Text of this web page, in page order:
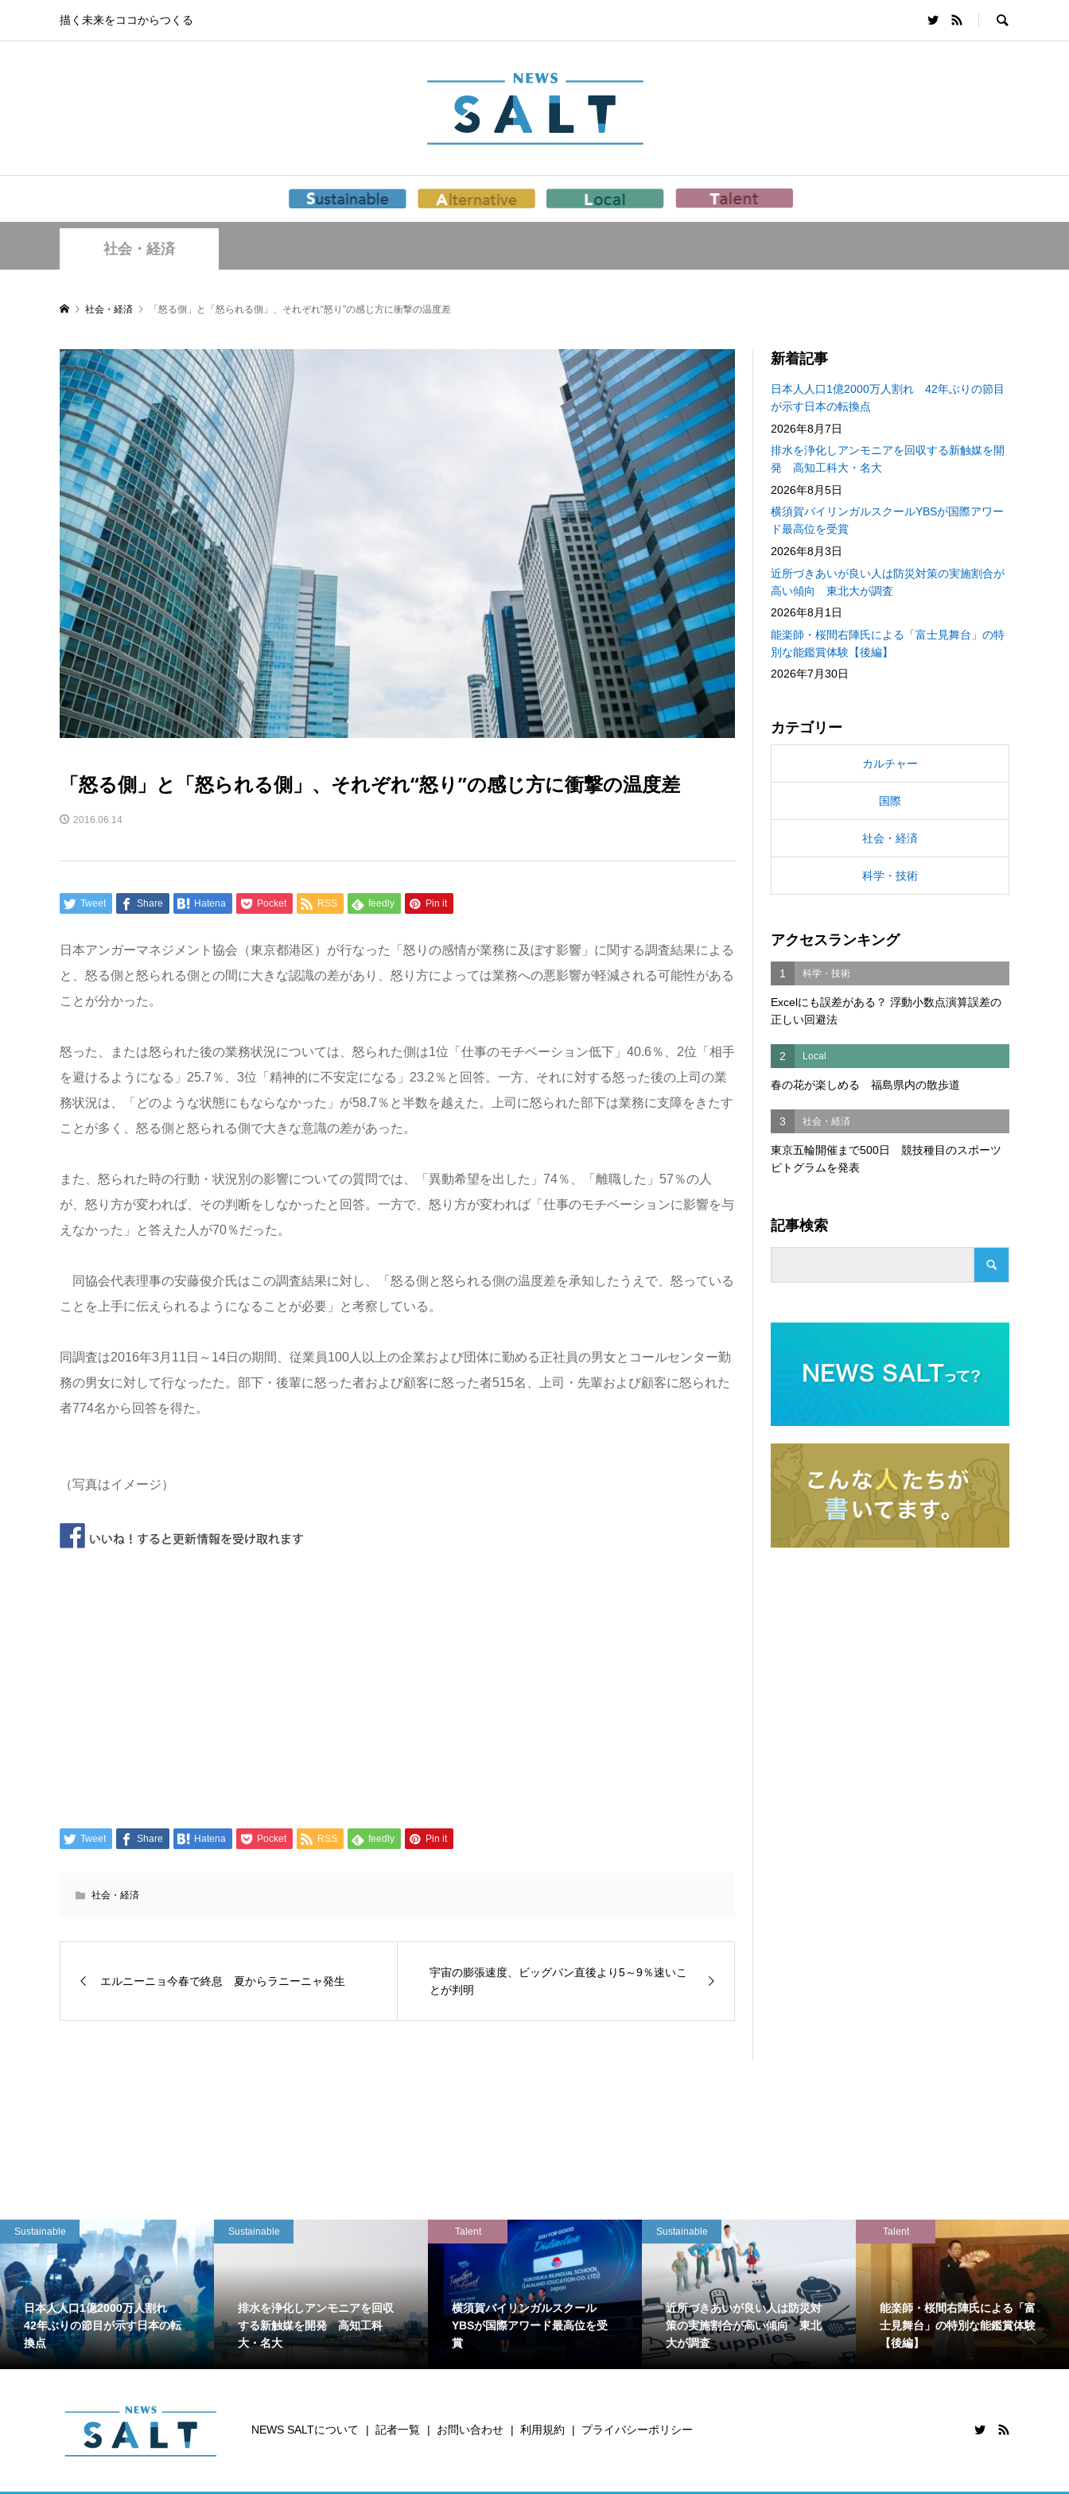
描く未来をココからつくる
社会・経済
社会・経済 「怒る側」と「怒られる側」、それぞれ“怒り”の感じ方に衝撃の温度差
「怒る側」と「怒られる側」、それぞれ“怒り”の感じ方に衝撃の温度差
2016.06.14
Tweet Share Hatena Pocket RSS feedly Pin it
日本アンガーマネジメント協会（東京都港区）が行なった「怒りの感情が業務に及ぼす影響」に関する調査結果による
と、怒る側と怒られる側との間に大きな認識の差があり、怒り方によっては業務への悪影響が軽減される可能性がある
ことが分かった。
怒った、または怒られた後の業務状況については、怒られた側は1位「仕事のモチベーション低下」40.6％、2位「相手
を避けるようになる」25.7％、3位「精神的に不安定になる」23.2％と回答。一方、それに対する怒った後の上司の業
務状況は、「どのような状態にもならなかった」が58.7％と半数を越えた。上司に怒られた部下は業務に支障をきたす
ことが多く、怒る側と怒られる側で大きな意識の差があった。
また、怒られた時の行動・状況別の影響についての質問では、「異動希望を出した」74％、「離職した」57％の人
が、怒り方が変われば、その判断をしなかったと回答。一方で、怒り方が変われば「仕事のモチベーションに影響を与
えなかった」と答えた人が70％だった。
同協会代表理事の安藤俊介氏はこの調査結果に対し、「怒る側と怒られる側の温度差を承知したうえで、怒っている
ことを上手に伝えられるようになることが必要」と考察している。
同調査は2016年3月11日～14日の期間、従業員100人以上の企業および団体に勤める正社員の男女とコールセンター勤
務の男女に対して行なったた。部下・後輩に怒った者および顧客に怒った者515名、上司・先輩および顧客に怒られた
者774名から回答を得た。
（写真はイメージ）
Tweet Share Hatena Pocket RSS feedly Pin it
社会・経済
エルニーニョ今春で終息 夏からラニーニャ発生
宇宙の膨張速度、ビッグバン直後より5～9％速いこ
とが判明
新着記事
日本人人口1億2000万人割れ 42年ぶりの節目
が示す日本の転換点
2026年8月7日
排水を浄化しアンモニアを回収する新触媒を開
発 高知工科大・名大
2026年8月5日
横須賀バイリンガルスクールYBSが国際アワー
ド最高位を受賞
2026年8月3日
近所づきあいが良い人は防災対策の実施割合が
高い傾向 東北大が調査
2026年8月1日
能楽師・桜間右陣氏による「富士見舞台」の特
別な能鑑賞体験【後編】
2026年7月30日
カテゴリー
カルチャー
国際
社会・経済
科学・技術
アクセスランキング
1 科学・技術
Excelにも誤差がある？ 浮動小数点演算誤差の
正しい回避法
2 Local
春の花が楽しめる 福島県内の散歩道
3 社会・経済
東京五輪開催まで500日 競技種目のスポーツ
ピトグラムを発表
記事検索
Sustainable
日本人人口1億2000万人割れ
42年ぶりの節目が示す日本の転
換点
Sustainable
排水を浄化しアンモニアを回収
する新触媒を開発 高知工科
大・名大
Talent
横須賀バイリンガルスクール
YBSが国際アワード最高位を受
賞
Sustainable
近所づきあいが良い人は防災対
策の実施割合が高い傾向 東北
大が調査
Talent
能楽師・桜間右陣氏による「富
士見舞台」の特別な能鑑賞体験
【後編】
NEWS SALTについて 記者一覧 お問い合わせ 利用規約 プライバシーポリシー